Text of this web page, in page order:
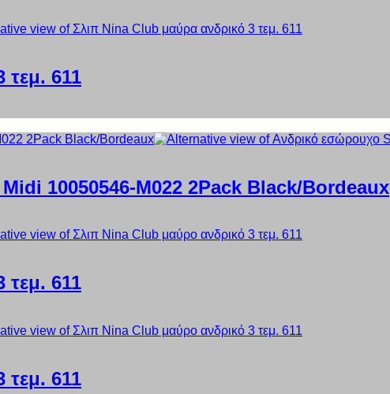
τεμ. 611
10050546-M022 2Pack Black/Bordeaux
τεμ. 611
τεμ. 611